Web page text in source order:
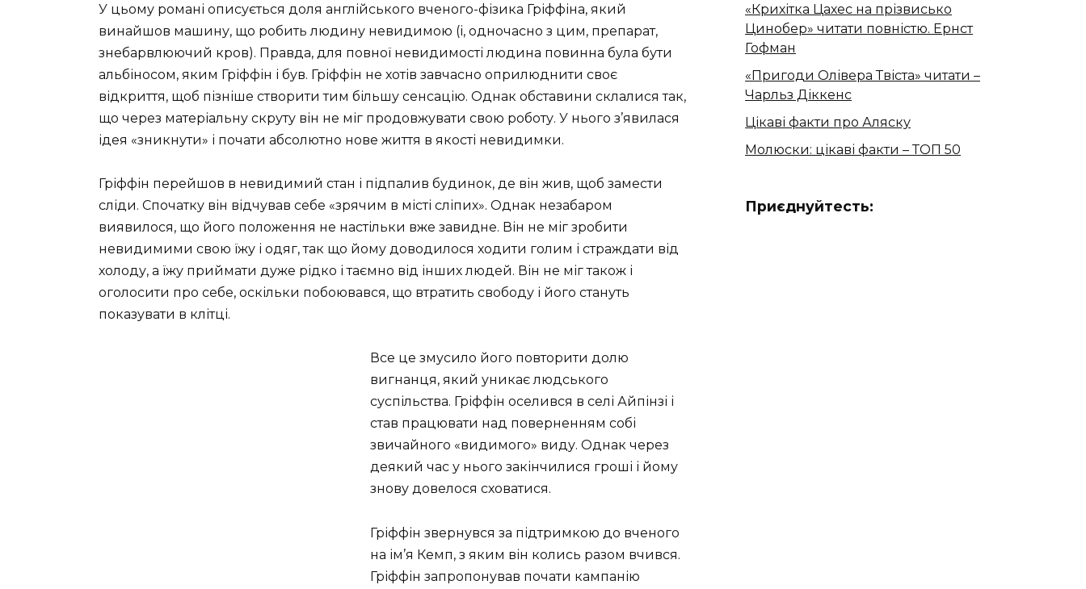
У цьому романі описується доля англійського вченого-фізика Гріффіна, який
винайшов машину, що робить людину невидимою (і, одночасно з цим, препарат,
знебарвлюючий кров). Правда, для повної невидимості людина повинна була бути
альбіносом, яким Гріффін і був. Гріффін не хотів завчасно оприлюднити своє
відкриття, щоб пізніше створити тим більшу сенсацію. Однак обставини склалися так,
що через матеріальну скруту він не міг продовжувати свою роботу. У нього з’явилася
ідея «зникнути» і почати абсолютно нове життя в якості невидимки.
Гріффін перейшов в невидимий стан і підпалив будинок, де він жив, щоб замести
сліди. Спочатку він відчував себе «зрячим в місті сліпих». Однак незабаром
виявилося, що його положення не настільки вже завидне. Він не міг зробити
невидимими свою їжу і одяг, так що йому доводилося ходити голим і страждати від
холоду, а їжу приймати дуже рідко і таємно від інших людей. Він не міг також і
оголосити про себе, оскільки побоювався, що втратить свободу і його стануть
показувати в клітці.
Все це змусило його повторити долю
вигнанця, який уникає людського
суспільства. Гріффін оселився в селі Айпінзі і
став працювати над поверненням собі
звичайного «видимого» виду. Однак через
деякий час у нього закінчилися гроші і йому
знову довелося сховатися.
Гріффін звернувся за підтримкою до вченого
на ім’я Кемп, з яким він колись разом вчився.
Гріффін запропонував почати кампанію
«Крихітка Цахес на прізвисько
Цинобер» читати повністю. Ернст
Гофман
«Пригоди Олівера Твіста» читати –
Чарльз Діккенс
Цікаві факти про Аляску
Молюски: цікаві факти – ТОП 50
Приєднуйтесть: